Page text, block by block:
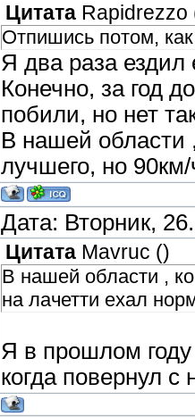
Цитата Rapidrezzo
Отпишись потом,
Я два раза ездил
Конечно, за год
побили, но нет
В нашей области
лучшего, но
Дата: Вторник,
Цитата Mavruc ()
В нашей области ,
на лачетти ехал
Я в прошлом
когда повернул с